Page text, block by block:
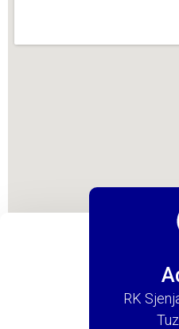
RK